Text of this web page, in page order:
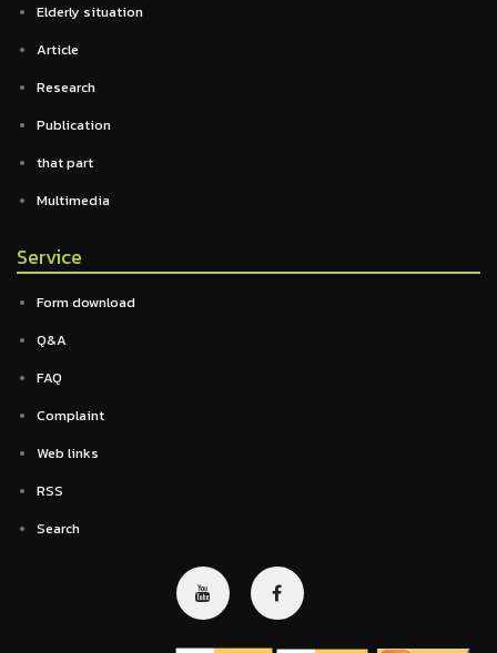
Elderly situation
Article
Research
Publication
that part
Multimedia
Service
Form download
Q&A
FAQ
Complaint
Web links
RSS
Search